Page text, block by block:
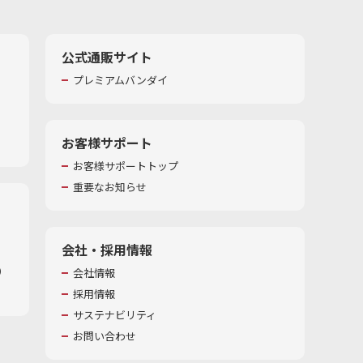
公式通販サイト
プレミアムバンダイ
お客様サポート
お客様サポートトップ
重要なお知らせ
会社・採用情報
会社情報
採用情報
サステナビリティ
お問い合わせ